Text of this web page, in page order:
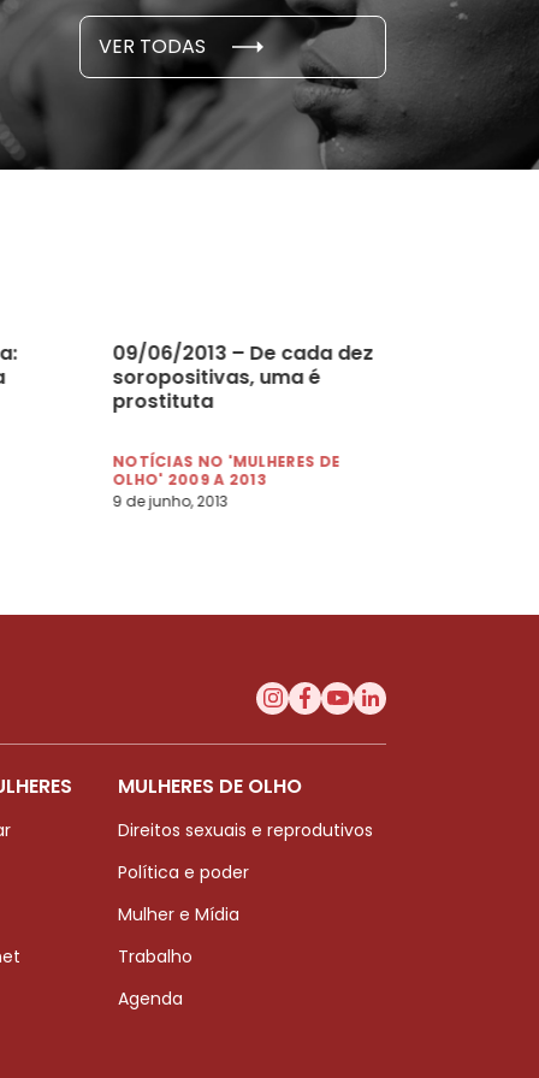
VER TODAS
E PESQUISAS
novembro, 2021
09/06/2013 – De cada dez
soropositivas, uma é
prostituta
NOTÍCIAS NO 'MULHERES DE
OLHO' 2009 A 2013
9 de junho, 2013
MULHERES DE OLHO
Direitos sexuais e reprodutivos
Política e poder
Mulher e Mídia
Trabalho
Agenda